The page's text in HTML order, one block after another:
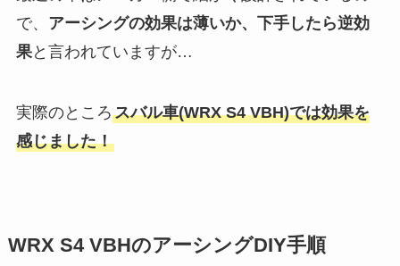
で、 アーシングの効果は薄いか、下手したら逆効
果と言われていますが…
実際のところスバル車(WRX S4 VBH)では効果を
感じました！
WRX S4 VBHのアーシングDIY手順